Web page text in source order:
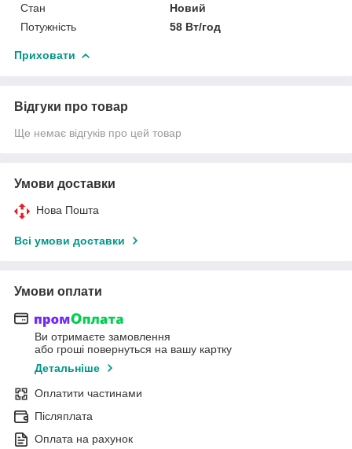
Стан
Новий
Потужність
58 Вт/год
Приховати
Відгуки про товар
Ще немає відгуків про цей товар
Умови доставки
Нова Пошта
Всі умови доставки
Умови оплати
Ви отримаєте замовлення
або гроші повернуться на вашу картку
Детальніше
Оплатити частинами
Післяплата
Оплата на рахунок